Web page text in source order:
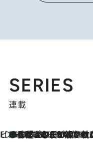
SERIES
連載
ビューティいいもの集め EDITORS' BEST
2026.8.10
35℃超えの日の夜、枕にひと吹き！ BAUMのルームスプレーが、ひのきの香りで心まで解きほぐす